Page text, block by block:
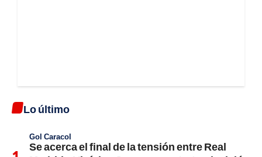
Lo último
Gol Caracol
Se acerca el final de la tensión entre Real